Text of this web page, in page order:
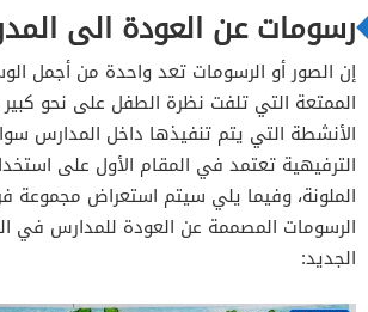
رسومات عن العودة الى
إن الصور أو الرسومات تعد واحدة من أجمل
الممتعة التي تلفت نظرة الطفل على نحو كبير
الأنشطة التي يتم تنفيذها داخل المدارس
الترفيهية تعتمد في المقام الأول على
الملونة، وفيما يلي سيتم استعراض مجموعة
الرسومات المصممة عن العودة للمدارس في
الجديد: